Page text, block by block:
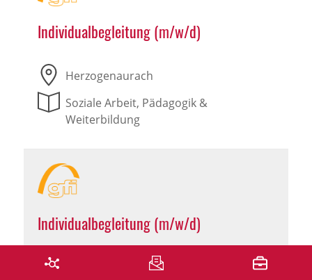
Individualbegleitung (m/w/d)
Herzogenaurach
Soziale Arbeit, Pädagogik &
Weiterbildung
Individualbegleitung (m/w/d)